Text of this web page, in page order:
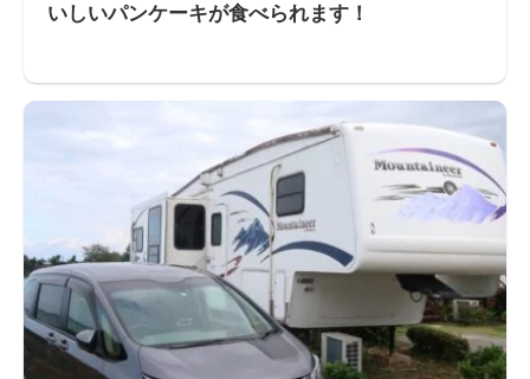
いしいパンケーキが食べられます！